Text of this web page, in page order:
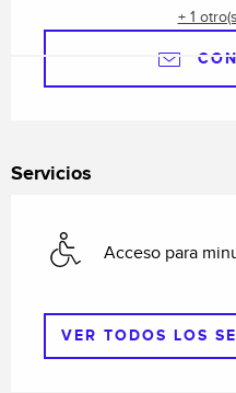
+ 1
Servicios
Acceso para
VER TODOS LOS